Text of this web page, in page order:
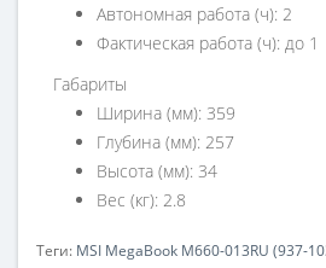
Автономная работа (ч): 2
Фактическая работа (ч): до 1
Габариты
Ширина (мм): 359
Глубина (мм): 257
Высота (мм): 34
Вес (кг): 2.8
Теги: MSI MegaBook M660-013RU (937-